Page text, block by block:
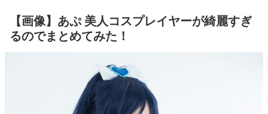
【画像】あぷ 美人コスプレイヤーが綺麗すぎ
るのでまとめてみた！